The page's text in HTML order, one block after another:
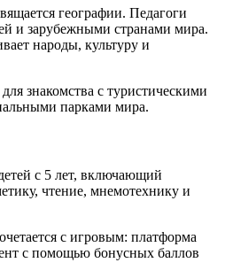
географии. Педагоги
и зарубежными странами мира.
народы, культуру и
знакомства с туристическими
парками мира.
с 5 лет, включающий
чтение, мнемотехнику и
с игровым: платформа
с помощью бонусных баллов